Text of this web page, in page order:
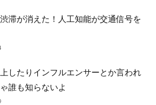
滞が消えた！人工知能が交通信号を
したりインフルエンサーとか言われ
誰も知らないよ